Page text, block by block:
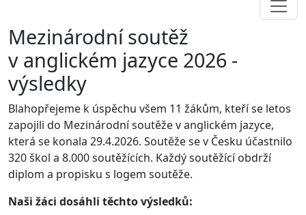
Mezinárodní soutěž
v anglickém jazyce 2026 -
výsledky
Blahopřejeme k úspěchu všem 11 žákům, kteří se letos
zapojili do Mezinárodní soutěže v anglickém jazyce,
která se konala 29.4.2026. Soutěže se v Česku účastnilo
320 škol a 8.000 soutěžících. Každý soutěžící obdrží
diplom a propisku s logem soutěže.
Naši žáci dosáhli těchto výsledků: